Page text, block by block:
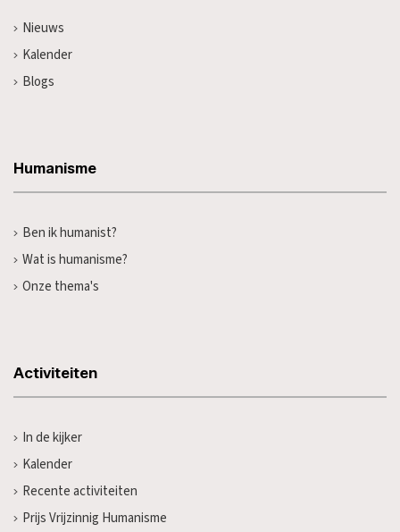
Nieuws
Kalender
Blogs
Humanisme
Ben ik humanist?
Wat is humanisme?
Onze thema's
Activiteiten
In de kijker
Kalender
Recente activiteiten
Prijs Vrijzinnig Humanisme